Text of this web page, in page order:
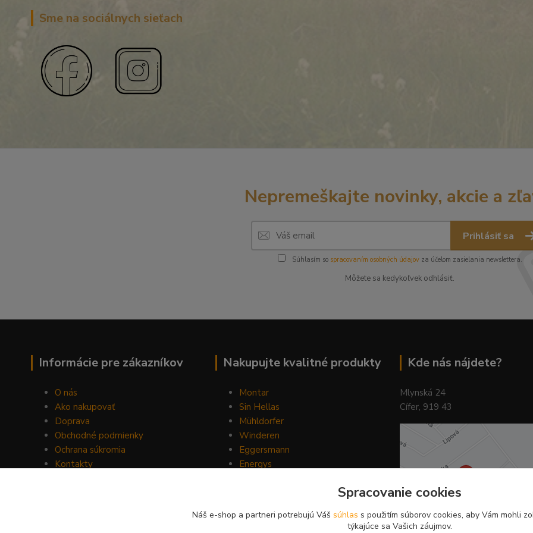
Sme na sociálnych sieťach
Nepremeškajte novinky, akcie a
Prihlásiť sa
Súhlasím so spracovaním osobných údajovza účelom zasielania newslettera.
Môžete sa kedykoľvek odhlásiť.
Informácie pre zákazníkov
O nás
Ako nakupovať
Doprava
Obchodné podmienky
Ochrana súkromia
Kontakty
Nakupujte kvalitné produkty
Montar
Sin Hellas
Mühldorfer
Winderen
Eggersmann
Energys
Kde nás nájdete?
Mlynská 24
Cífer, 919 43
Spracovanie cookies
Náš e-shop a partneri potrebujú Váš súhlas s použitím súborov cookies, aby Vám mohli
týkajúce sa Vašich záujmov.